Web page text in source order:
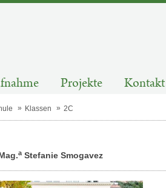
Projekte Kontakt
Klassen 2C
aStefanie Smogavez